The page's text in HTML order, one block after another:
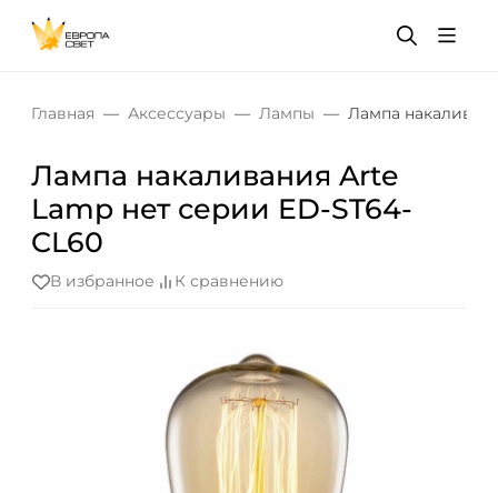
Главная Аксессуары Лампы Лампа
Лампа накаливания Arte
Lamp нет серии ED-ST64-
CL60
В избранное К сравнению